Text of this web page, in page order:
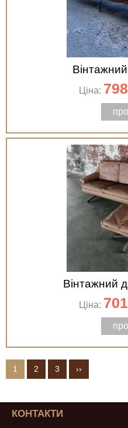
Ціна:
Вінтажний
Ціна:
1 2 3 ››
КОНТАКТИ